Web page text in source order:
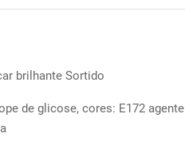
brilhante Sortido
de glicose, cores: E172 agente